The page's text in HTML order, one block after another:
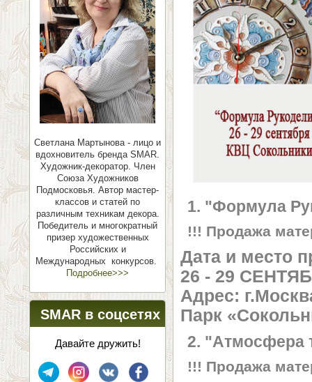
Светлана Мартынова - лицо и
вдохновитель бренда SMAR.
Художник-декоратор. Член
Союза Художников
Подмосковья. Автор мастер-
классов и статей по
различным техникам декора.
Победитель и многократный
призер художественных
Российских и
Международных конкурсов.
Подробнее>>>
SMAR в соцсетях
Давайте дружить!
1. "Формула
!!! Продажа
Дата и место
26 - 29
Адрес:
Парк
2. "Атмосфера
!!! Продажа